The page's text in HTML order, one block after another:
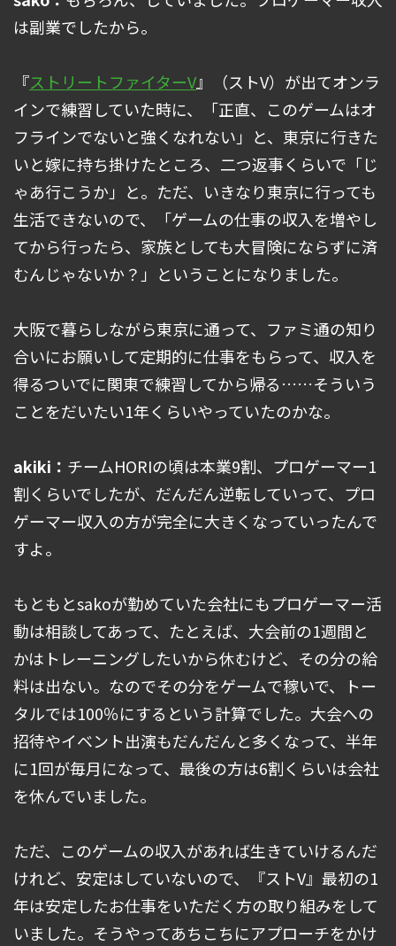
は副業でしたから。
『ストリートファイターV』（ストV）が出てオンラ
インで練習していた時に、「正直、このゲームはオ
フラインでないと強くなれない」と、東京に行きた
いと嫁に持ち掛けたところ、二つ返事くらいで「じ
ゃあ行こうか」と。ただ、いきなり東京に行っても
生活できないので、「ゲームの仕事の収入を増やし
てから行ったら、家族としても大冒険にならずに済
むんじゃないか？」ということになりました。
大阪で暮らしながら東京に通って、ファミ通の知り
合いにお願いして定期的に仕事をもらって、収入を
得るついでに関東で練習してから帰る……そういう
ことをだいたい1年くらいやっていたのかな。
akiki： チームHORIの頃は本業9割、プロゲーマー1
割くらいでしたが、だんだん逆転していって、プロ
ゲーマー収入の方が完全に大きくなっていったんで
すよ。
もともとsakoが勤めていた会社にもプロゲーマー活
動は相談してあって、たとえば、大会前の1週間と
かはトレーニングしたいから休むけど、その分の給
料は出ない。なのでその分をゲームで稼いで、トー
タルでは100％にするという計算でした。大会への
招待やイベント出演もだんだんと多くなって、半年
に1回が毎月になって、最後の方は6割くらいは会社
を休んでいました。
ただ、このゲームの収入があれば生きていけるんだ
けれど、安定はしていないので、『ストV』最初の1
年は安定したお仕事をいただく方の取り組みをして
いました。そうやってあちこちにアプローチをかけ